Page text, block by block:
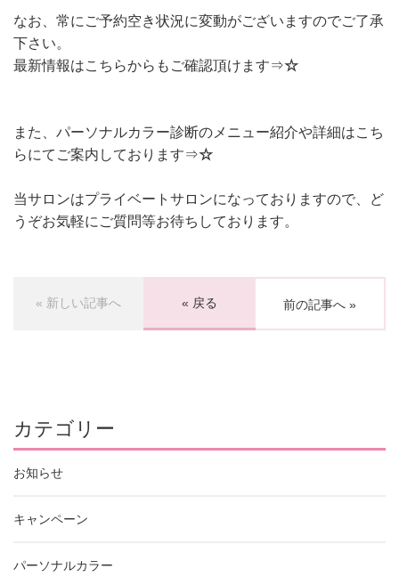
なお、常にご予約空き状況に変動がございますのでご了承
下さい。
最新情報はこちらからもご確認頂けます⇒☆
また、パーソナルカラー診断のメニュー紹介や詳細はこち
らにてご案内しております⇒☆
当サロンはプライベートサロンになっておりますので、ど
うぞお気軽にご質問等お待ちしております。
« 新しい記事へ « 戻る 前の記事へ »
カテゴリー
お知らせ
キャンペーン
パーソナルカラー